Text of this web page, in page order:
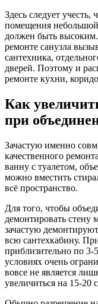
Здесь следует учесть,
помещения
должен быть
ремонте санузла
сантехника,
дверей. Поэтому и
ремонте кухни,
Как
при
Зачастую именно
качественного
ванну с туалетом,
можно вместить
всё пространство.
Для того, чтобы
демонтировать
зачастую
всю сантехкабину.
приблизительно по 3-
условиях очень
вовсе не является
увеличиться на 15-20